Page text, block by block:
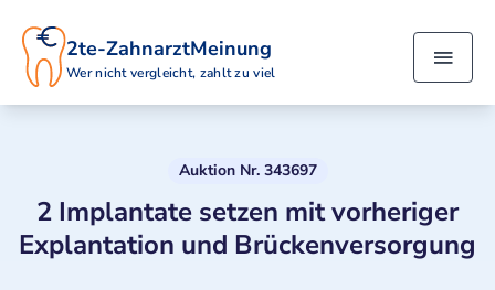
2te-ZahnarztMeinung
Wer nicht vergleicht, zahlt zu viel
Auktion Nr. 343697
2 Implantate setzen mit vorheriger
Explantation und Brückenversorgung